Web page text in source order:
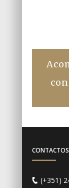
CONTACTOS
(+351)